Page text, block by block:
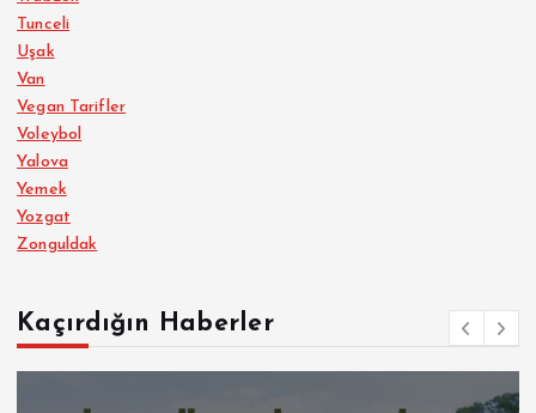
Tunceli
Uşak
Van
Vegan Tarifler
Voleybol
Yalova
Yemek
Yozgat
Zonguldak
Kaçırdığın Haberler